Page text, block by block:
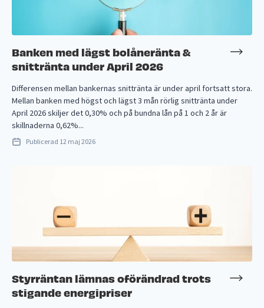
Banken med lägst bolåneränta &
snittränta under April 2026
Differensen mellan bankernas snittränta är under april fortsatt stora.
Mellan banken med högst och lägst 3 mån rörlig snittränta under
April 2026 skiljer det 0,30% och på bundna lån på 1 och 2 år är
skillnaderna 0,62%...
Publicerad 12 maj 2026
Styrräntan lämnas oförändrad trots
stigande energipriser